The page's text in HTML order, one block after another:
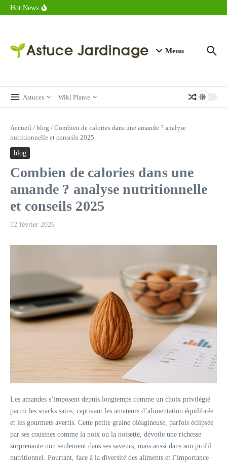
Aller au contenu
Hot News
Combien de calories dans un croque monsieur en 2025 ?
Menu
Astuces Wiki Plante
Accueil / blog / Combien de calories dans une amande ? analyse
nutritionnelle et conseils 2025
blog
Combien de calories dans une
amande ? analyse nutritionnelle
et conseils 2025
12 février 2026
Les amandes s’imposent depuis longtemps comme un choix privilégié
parmi les snacks sains, captivant les amateurs d’alimentation équilibrée
et les gourmets avertis. Cette petite graine oléagineuse, parfois éclipsée
par ses cousines comme la noix ou la noisette, dévoile une richesse
surprenante non seulement dans ses saveurs, mais aussi dans son profil
nutritionnel. Pourtant, face à la diversité des aliments et l’importance